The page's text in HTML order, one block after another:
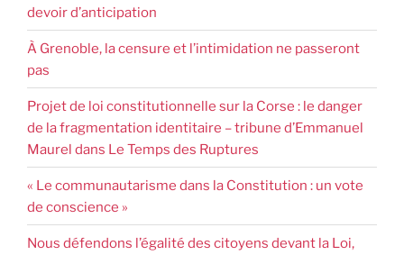
devoir d’anticipation
À Grenoble, la censure et l’intimidation ne passeront
pas
Projet de loi constitutionnelle sur la Corse : le danger
de la fragmentation identitaire – tribune d’Emmanuel
Maurel dans Le Temps des Ruptures
« Le communautarisme dans la Constitution : un vote
de conscience »
Nous défendons l’égalité des citoyens devant la Loi,